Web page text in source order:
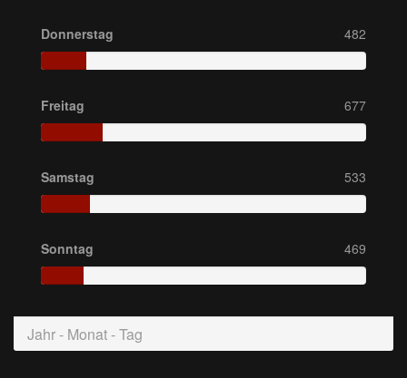
Donnerstag 482
Freitag 677
Samstag 533
Sonntag 469
Jahr - Monat - Tag